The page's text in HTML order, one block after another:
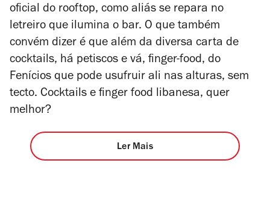
oficial do rooftop, como aliás se repara no
letreiro que ilumina o bar. O que também
convém dizer é que além da diversa carta de
cocktails, há petiscos e vá, finger-food, do
Fenícios que pode usufruir ali nas alturas, sem
tecto. Cocktails e finger food libanesa, quer
melhor?
Ler Mais